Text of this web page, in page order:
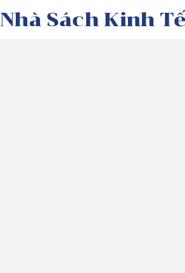
Nhà Sách Kinh Tế